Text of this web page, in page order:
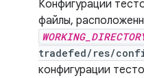
Конфигурации
файлы,
tradefed/res/
конфигурации